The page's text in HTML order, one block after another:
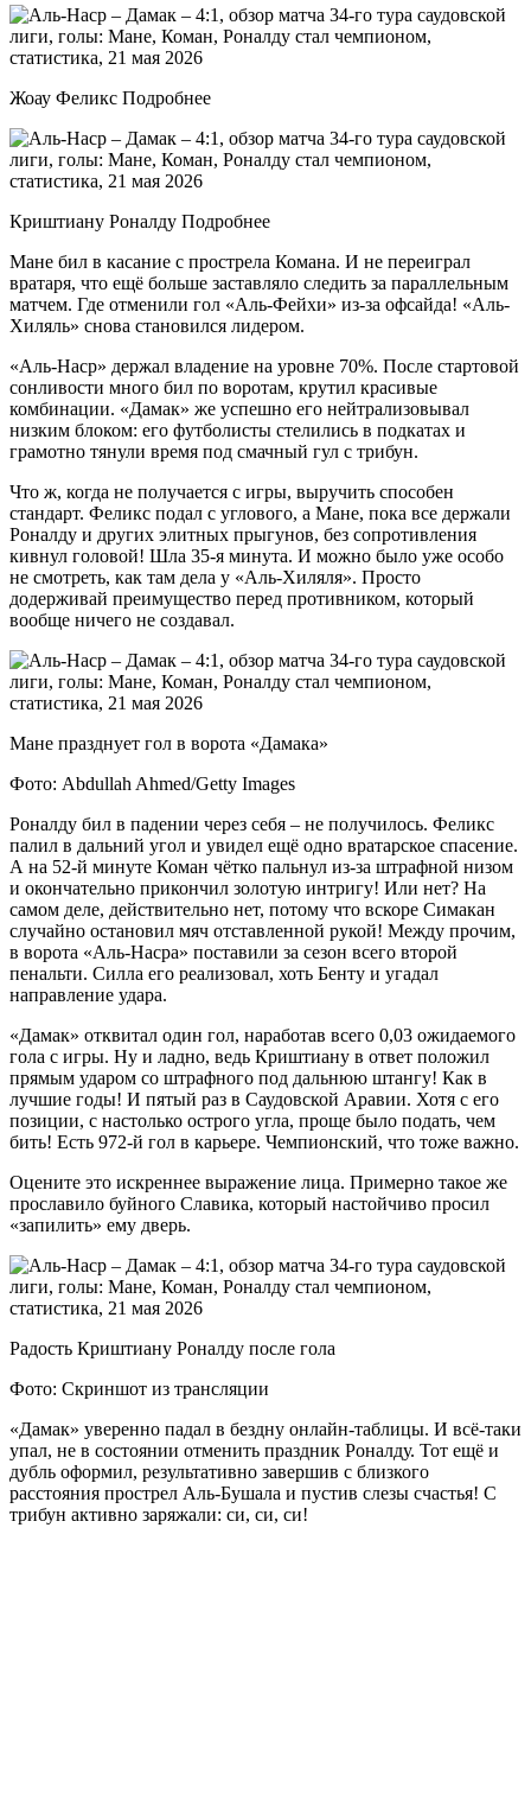
Жоау Феликс Подробнее
Криштиану Роналду Подробнее
Мане бил в касание с прострела Комана. И не переиграл
вратаря, что ещё больше заставляло следить за параллельным
матчем. Где отменили гол «Аль-Фейхи» из-за офсайда! «Аль-
Хиляль» снова становился лидером.
«Аль-Наср» держал владение на уровне 70%. После стартовой
сонливости много бил по воротам, крутил красивые
комбинации. «Дамак» же успешно его нейтрализовывал
низким блоком: его футболисты стелились в подкатах и
грамотно тянули время под смачный гул с трибун.
Что ж, когда не получается с игры, выручить способен
стандарт. Феликс подал с углового, а Мане, пока все держали
Роналду и других элитных прыгунов, без сопротивления
кивнул головой! Шла 35-я минута. И можно было уже особо
не смотреть, как там дела у «Аль-Хиляля». Просто
додерживай преимущество перед противником, который
вообще ничего не создавал.
Мане празднует гол в ворота «Дамака»
Фото: Abdullah Ahmed/Getty Images
Роналду бил в падении через себя – не получилось. Феликс
палил в дальний угол и увидел ещё одно вратарское спасение.
А на 52-й минуте Коман чётко пальнул из-за штрафной низом
и окончательно прикончил золотую интригу! Или нет? На
самом деле, действительно нет, потому что вскоре Симакан
случайно остановил мяч отставленной рукой! Между прочим,
в ворота «Аль-Насра» поставили за сезон всего второй
пенальти. Силла его реализовал, хоть Бенту и угадал
направление удара.
«Дамак» отквитал один гол, наработав всего 0,03 ожидаемого
гола с игры. Ну и ладно, ведь Криштиану в ответ положил
прямым ударом со штрафного под дальнюю штангу! Как в
лучшие годы! И пятый раз в Саудовской Аравии. Хотя с его
позиции, с настолько острого угла, проще было подать, чем
бить! Есть 972-й гол в карьере. Чемпионский, что тоже важно.
Оцените это искреннее выражение лица. Примерно такое же
прославило буйного Славика, который настойчиво просил
«запилить» ему дверь.
Радость Криштиану Роналду после гола
Фото: Скриншот из трансляции
«Дамак» уверенно падал в бездну онлайн-таблицы. И всё-таки
упал, не в состоянии отменить праздник Роналду. Тот ещё и
дубль оформил, результативно завершив с близкого
расстояния прострел Аль-Бушала и пустив слезы счастья! С
трибун активно заряжали: си, си, си!